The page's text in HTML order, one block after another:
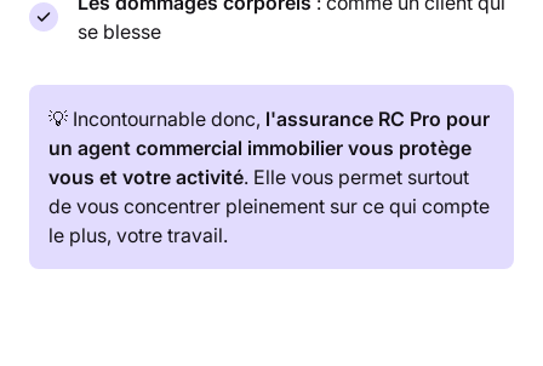
se blesse
💡 Incontournable donc, l'assurance RC Pro pour
un agent commercial immobilier vous protège
vous et votre activité. Elle vous permet surtout
de vous concentrer pleinement sur ce qui compte
le plus, votre travail.